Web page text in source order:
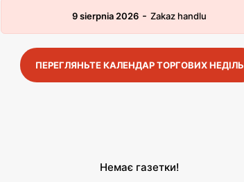
9 sierpnia 2026 - Zakaz handlu
ПЕРЕГЛЯНЬТЕ КАЛЕНДАР ТОРГОВИХ НЕДІЛЬ
Немає газетки!